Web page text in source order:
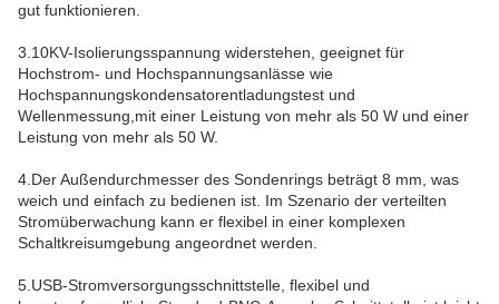
gut funktionieren.
3.10KV-Isolierungsspannung widerstehen, geeignet für
Hochstrom- und Hochspannungsanlässe wie
Hochspannungskondensatorentladungstest und
Wellenmessung,mit einer Leistung von mehr als 50 W und einer
Leistung von mehr als 50 W.
4.Der Außendurchmesser des Sondenrings beträgt 8 mm, was
weich und einfach zu bedienen ist. Im Szenario der verteilten
Stromüberwachung kann er flexibel in einer komplexen
Schaltkreisumgebung angeordnet werden.
5.USB-Stromversorgungsschnittstelle, flexibel und